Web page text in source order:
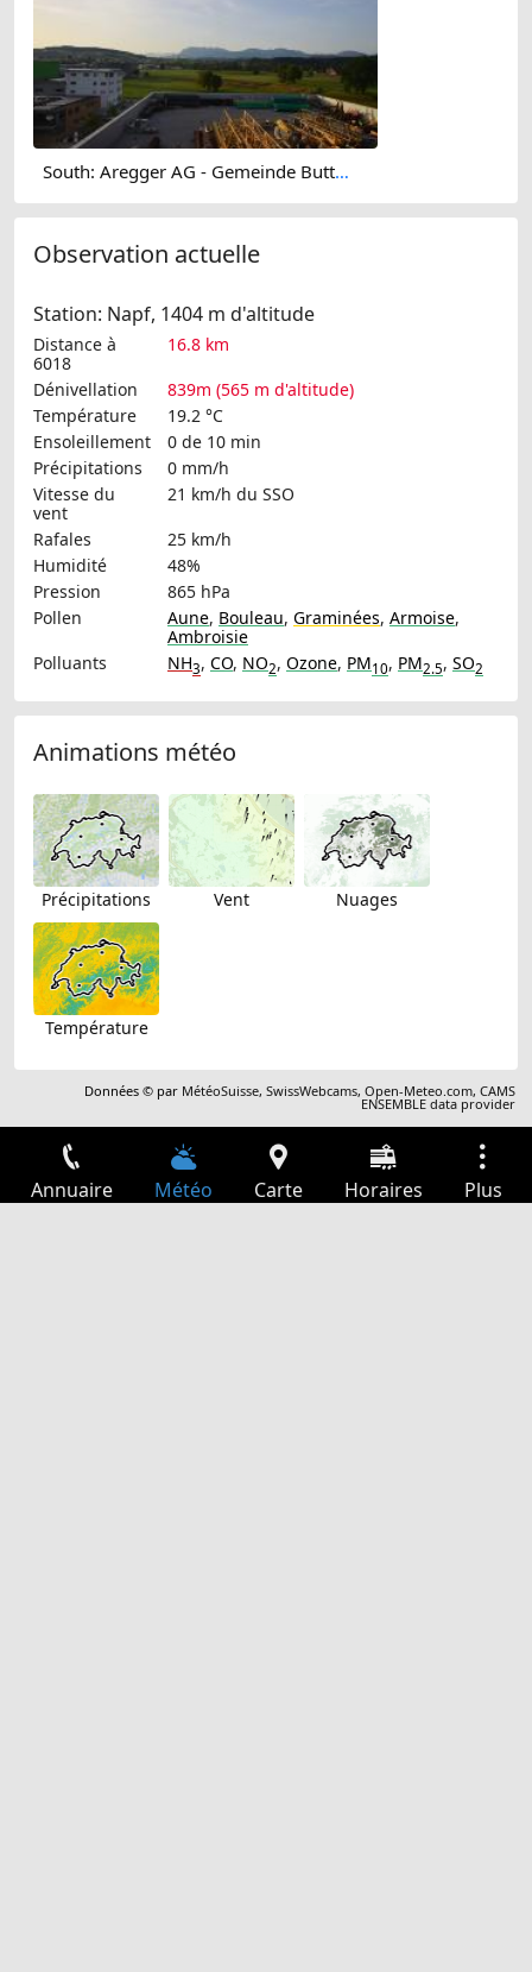
South: Aregger AG - Gemeinde Buttisholz
Observation actuelle
Station: Napf, 1404 m d'altitude
Distance à
6018
16.8 km
Dénivellation
839m (565 m d'altitude)
Température
19.2 °C
Ensoleillement
0 de 10 min
Précipitations
0 mm/h
Vitesse du
vent
21 km/h du SSO
Rafales
25 km/h
Humidité
48%
Pression
865 hPa
Pollen
Aune, Bouleau, Graminées, Armoise,
Ambroisie
Polluants
NH3, CO, NO2, Ozone, PM10, PM2.5, SO2
Animations météo
Précipitations Vent Nuages
Température
Données © par MétéoSuisse,SwissWebcams,Open-Meteo.com,CAMS
ENSEMBLE data provider
Annuaire Météo Carte Horaires Plus